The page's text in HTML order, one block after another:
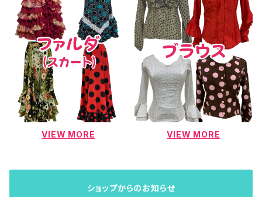
VIEW MORE VIEW MORE
ショップからのお知らせ